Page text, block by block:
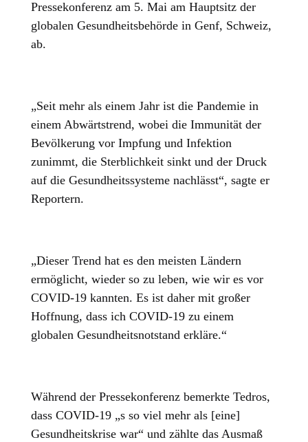
Pressekonferenz am 5. Mai am Hauptsitz der
globalen Gesundheitsbehörde in Genf, Schweiz,
ab.
„Seit mehr als einem Jahr ist die Pandemie in
einem Abwärtstrend, wobei die Immunität der
Bevölkerung vor Impfung und Infektion
zunimmt, die Sterblichkeit sinkt und der Druck
auf die Gesundheitssysteme nachlässt“, sagte er
Reportern.
„Dieser Trend hat es den meisten Ländern
ermöglicht, wieder so zu leben, wie wir es vor
COVID-19 kannten. Es ist daher mit großer
Hoffnung, dass ich COVID-19 zu einem
globalen Gesundheitsnotstand erkläre.“
Während der Pressekonferenz bemerkte Tedros,
dass COVID-19 „s so viel mehr als [eine]
Gesundheitskrise war“ und zählte das Ausmaß